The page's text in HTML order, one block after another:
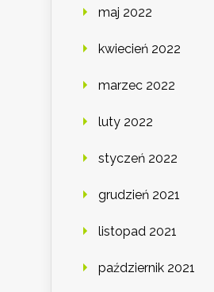
maj 2022
kwiecień 2022
marzec 2022
luty 2022
styczeń 2022
grudzień 2021
listopad 2021
październik 2021